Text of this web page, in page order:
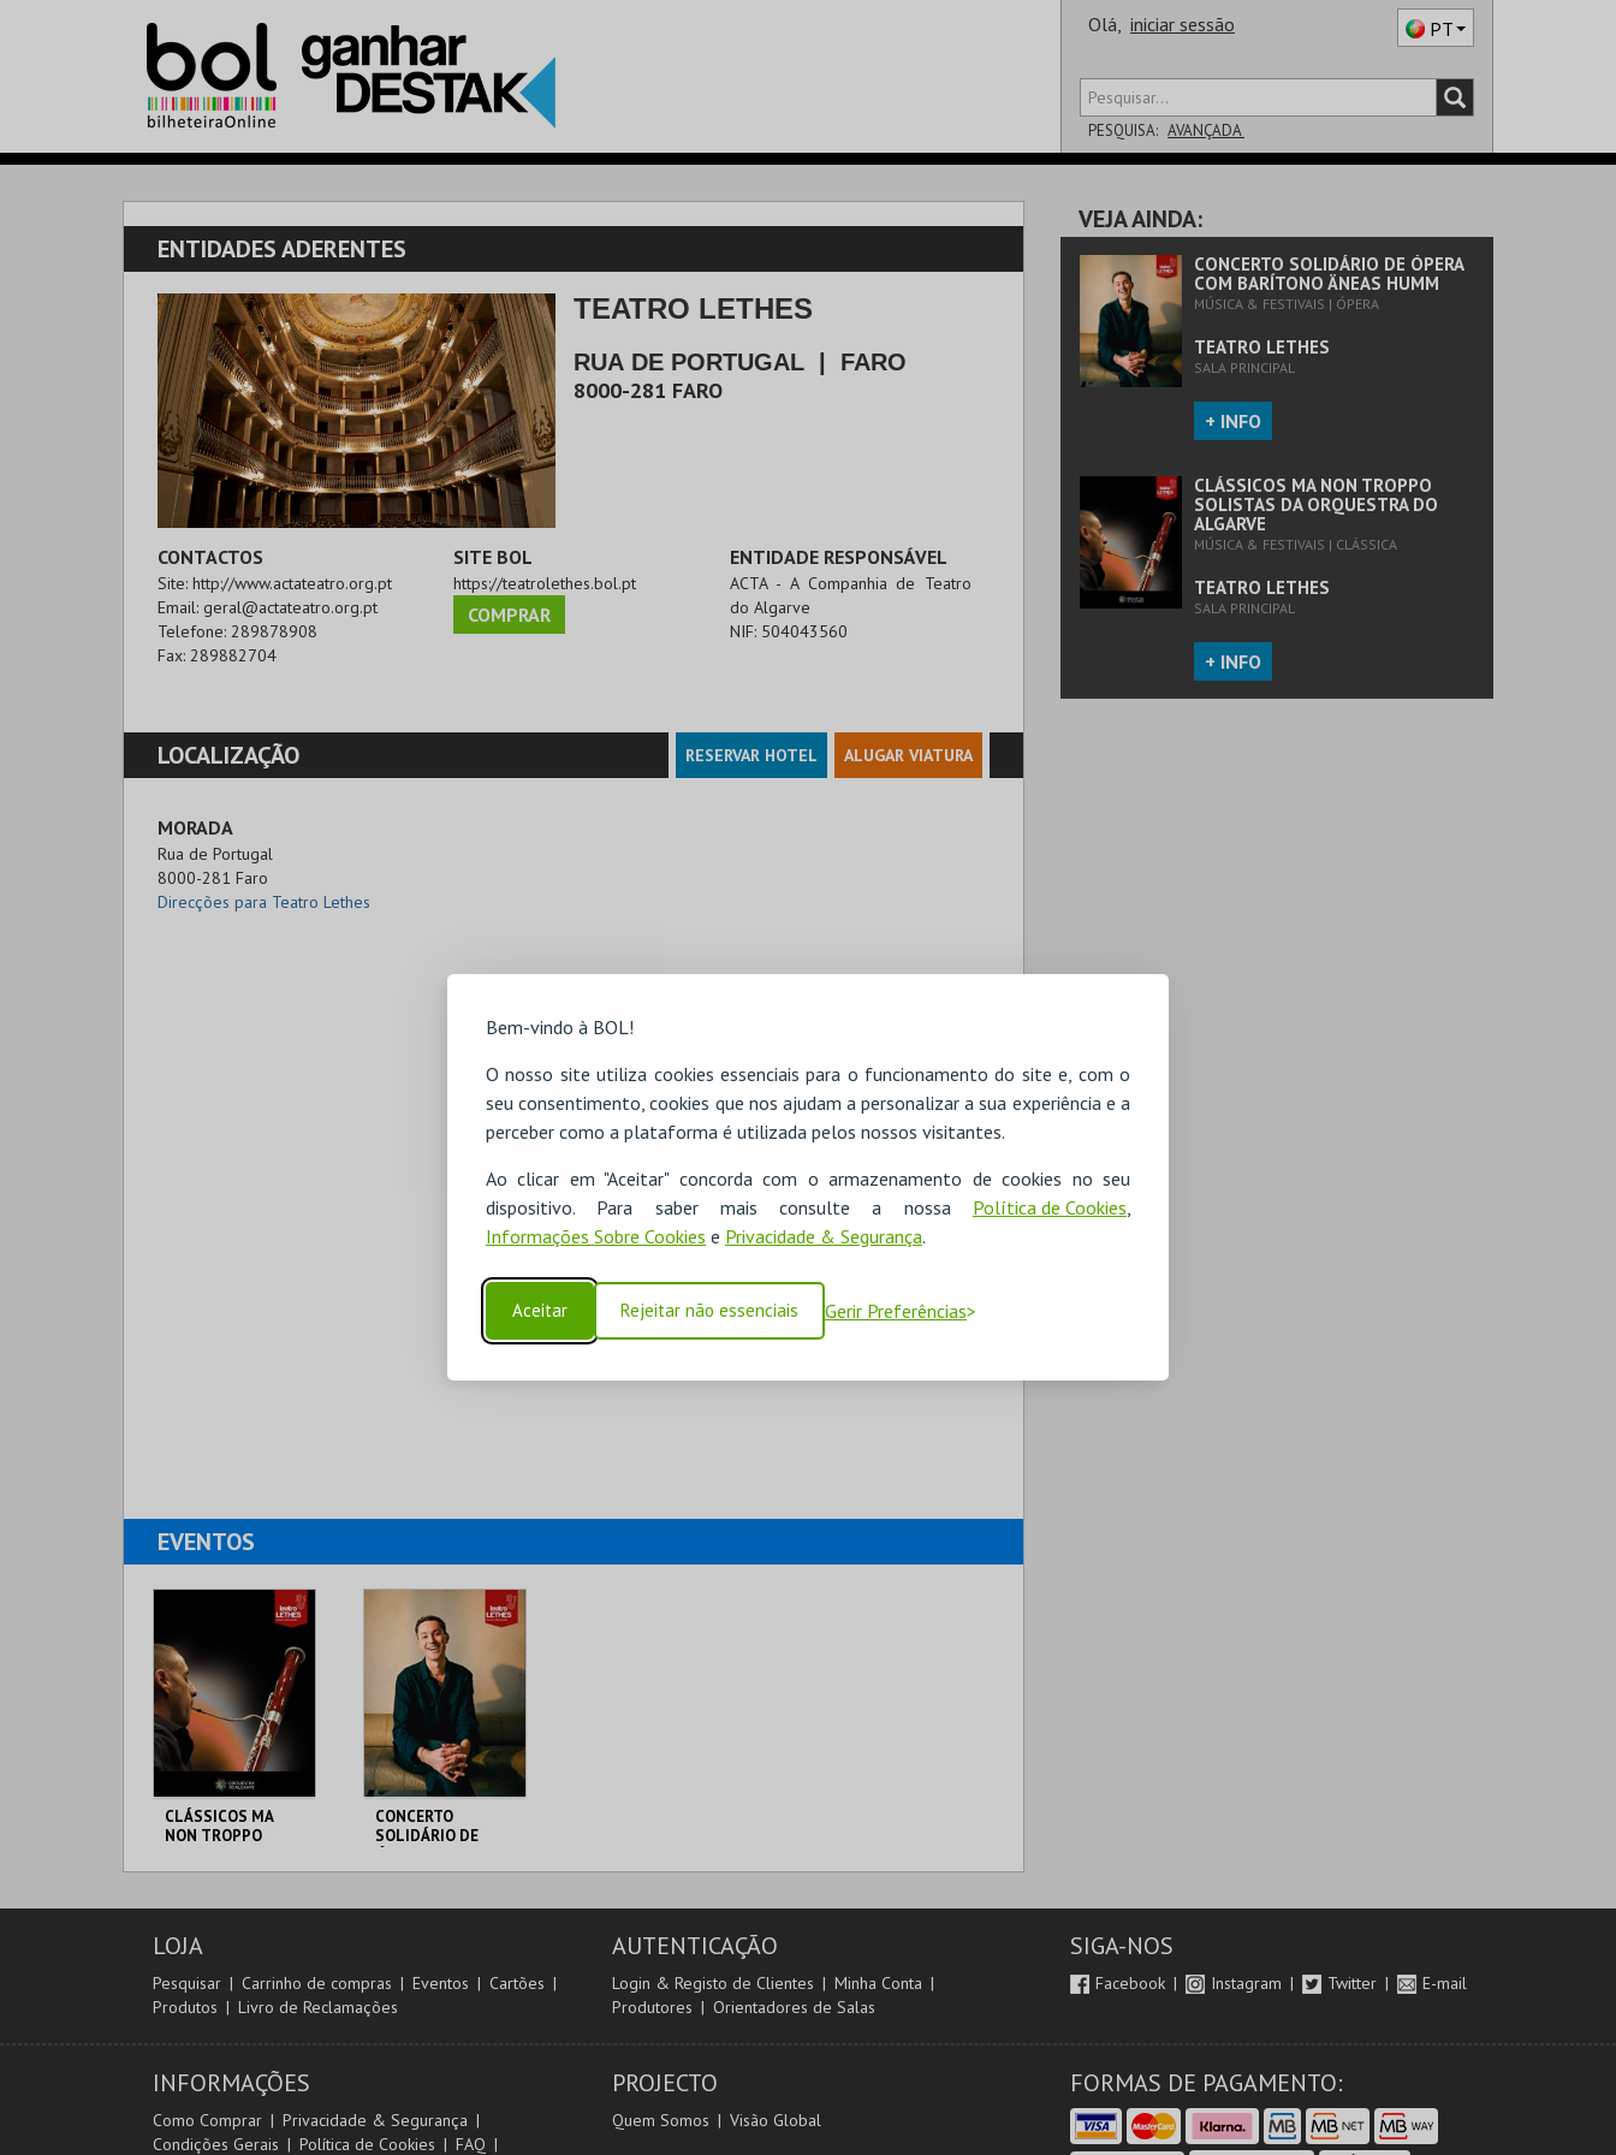
Bem-vindo à BOL!
O nosso site utiliza cookies essenciais para o funcionamento do site e, com o
seu consentimento, cookies que nos ajudam a personalizar a sua experiência e a
perceber como a plataforma é utilizada pelos nossos visitantes.
Ao clicar em "Aceitar" concorda com o armazenamento de cookies no seu
dispositivo. Para saber mais consulte a nossa Política de Cookies
Informações Sobre Cookies e Privacidade & Segurança.
Aceitar Rejeitar não essenciais Gerir Preferências
Olá, iniciar sessão PT
PESQUISA: AVANÇADA
SALA
ENTIDADES ADERENTES
TEATRO LETHES
RUA DE PORTUGAL FARO
8000-281 FARO
CONTACTOS
Site: http://www.actateatro.org.pt
Email: geral@actateatro.org.pt
Telefone: 289878908
Fax: 289882704
SITE BOL
https://teatrolethes.bol.pt
COMPRAR
ENTIDADE RESPONSÁVEL
ACTA - A Companhia de Teatro
do Algarve
NIF: 504043560
LOCALIZAÇÃO RESERVAR HOTEL ALUGAR VIATURA
MORADA
Rua de Portugal
8000-281 Faro
Direcções para Teatro Lethes
EVENTOS
CLÁSSICOS MA
NON TROPPO
ORQUESTRA DO
COMPRAR
CONCERTO
SOLIDÁRIO DE
BARÍTONO ÄNEAS
VEJA AINDA:
CONCERTO SOLIDÁRIO DE ÓPERA
COM BARÍTONO ÄNEAS HUMM
MÚSICA & FESTIVAIS | ÓPERA
TEATRO LETHES
SALA PRINCIPAL
+ INFO
CLÁSSICOS MA NON TROPPO
SOLISTAS DA ORQUESTRA DO
ALGARVE
MÚSICA & FESTIVAIS | CLÁSSICA
TEATRO LETHES
SALA PRINCIPAL
+ INFO
LOJA
Pesquisar Carrinho de compras Eventos
Cartões
Produtos
Livro de Reclamações
AUTENTICAÇÃO
Login & Registo de Clientes
Minha Conta
Produtores
Orientadores de Salas
SIGA-NOS
Facebook Instagram Twitter E-mail
INFORMAÇÕES
Como Comprar
Privacidade & Segurança
Condições Gerais
Política de Cookies FAQ
PROJECTO
Quem Somos Visão Global
FORMAS DE PAGAMENTO: